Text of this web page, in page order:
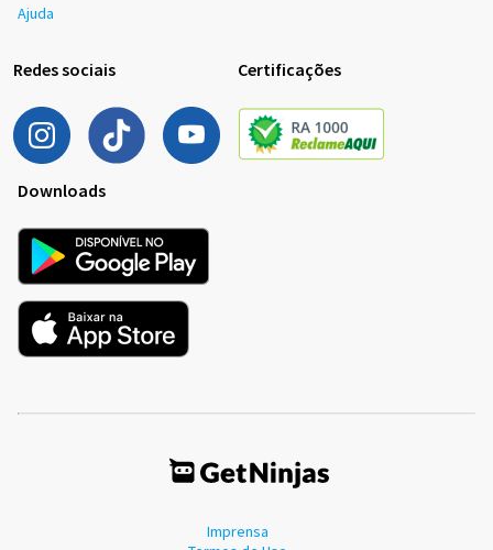
Ajuda
Redes sociais Certificações
Downloads
Imprensa